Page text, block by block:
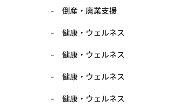
倒産・廃業支援
健康・ウェルネス
健康・ウェルネス
健康・ウェルネス
健康・ウェルネス